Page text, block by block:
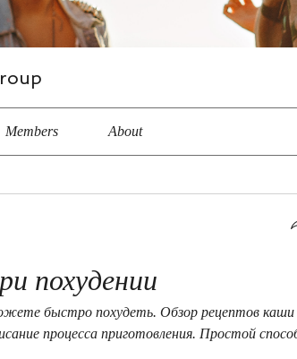
Members About
похудении
быстро похудеть. Обзор рецептов каши
процесса приготовления. Простой